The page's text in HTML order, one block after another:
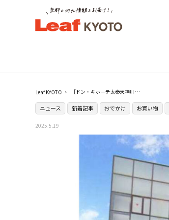
Leaf KYOTO ［ドン・キホーテ太秦天神川店］が2025年5月21日（水）にグランドオープン！
ニュース 新着記事 おでかけ お買い物
2025.5.19